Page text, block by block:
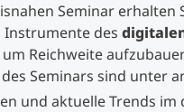
Seminar
des
Reichweite
Seminars sind unter
und aktuelle Trends